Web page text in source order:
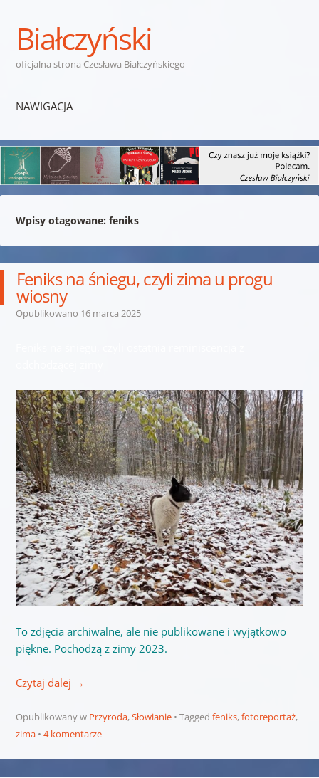
Białczyński
oficjalna strona Czesława Białczyńskiego
NAWIGACJA
Wpisy otagowane: feniks
Feniks na śniegu, czyli zima u progu
wiosny
Opublikowano 16 marca 2025
To zdjęcia archiwalne, ale nie publikowane i wyjątkowo
piękne. Pochodzą z zimy 2023.
Czytaj dalej →
Opublikowany w Przyroda,Słowianie Tagged feniks,fotoreportaż,
zima
4 komentarze